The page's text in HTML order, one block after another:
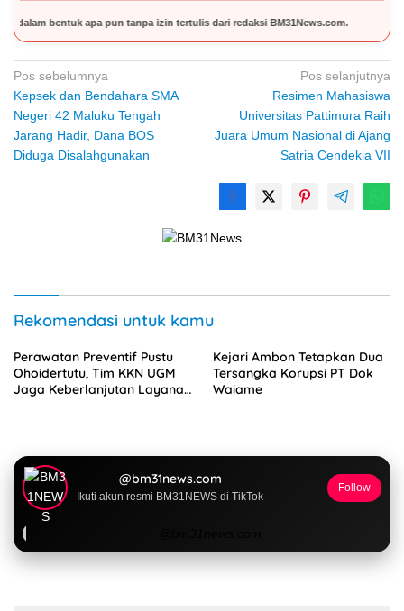
izin tertulis dari redaksi BM31News.com.
Navigasi
pos
Pos sebelumnya
Kepsek dan Bendahara SMA
Negeri 42 Maluku Tengah
Jarang Hadir, Dana BOS
Diduga Disalahgunakan
Pos selanjutnya
Resimen Mahasiswa
Universitas Pattimura Raih
Juara Umum Nasional di Ajang
Satria Cendekia VII
Rekomendasi untuk kamu
Perawatan Preventif Pustu
Ohoidertutu, Tim KKN UGM
Jaga Keberlanjutan Layanan
Kejari Ambon Tetapkan Dua
Tersangka Korupsi PT Dok
Waiame
@bm31news.com
Ikuti akun resmi BM31NEWS di TikTok
Follow